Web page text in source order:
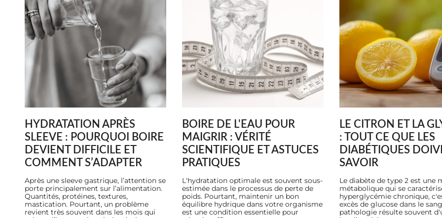
HYDRATATION APRÈS
SLEEVE : POURQUOI BOIRE
DEVIENT DIFFICILE ET
COMMENT S’ADAPTER
Après une sleeve gastrique, l’attention se
porte principalement sur l’alimentation.
Quantités, protéines, textures,
mastication. Pourtant, un problème
revient très souvent dans les mois qui
BOIRE DE L'EAU POUR
MAIGRIR : VÉRITÉ
SCIENTIFIQUE ET ASTUCES
PRATIQUES
L'hydratation optimale est souvent sous-
estimée dans le processus de perte de
poids. Pourtant, maintenir un bon
équilibre hydrique dans votre organisme
est une condition essentielle pour
LE CITRON ET LA
: TOUT CE QUE LES
DIABÉTIQUES
SAVOIR
Le diabète de type 2 est une
métabolique qui se
hyperglycémie chronique,
excès de glucose dans le
pathologie résulte souvent